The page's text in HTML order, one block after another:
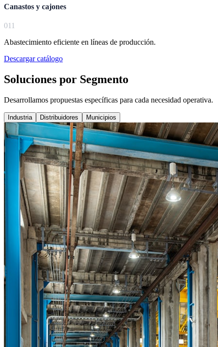
Canastos y cajones
011
Abastecimiento eficiente en líneas de producción.
Descargar catálogo
Soluciones por Segmento
Desarrollamos propuestas específicas para cada necesidad operativa.
Industria Distribuidores Municipios